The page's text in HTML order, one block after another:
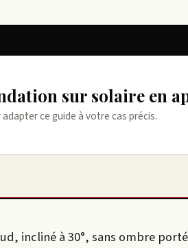
sur solaire en
ce guide à votre cas précis.
incliné à 30°, sans ombre